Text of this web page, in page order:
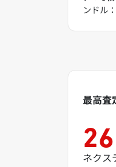
ンドル
最高査
26
ネクス